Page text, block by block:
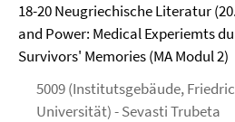
18-20 Neugriechische Literatur
and Power: Medical Experiemts
Survivors' Memories (MA Modul 2)
5009 (Institutsgebäude,
Universität) - Sevasti Trubeta